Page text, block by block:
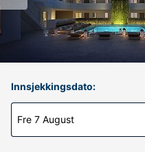
Innsjekkingsdato:
Fre 7 August